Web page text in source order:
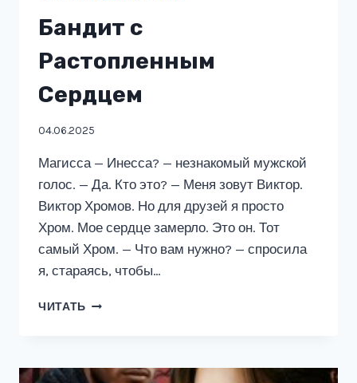
Бандит с
Растопленным
Сердцем
04.06.2025
Магисса — Инесса? — незнакомый мужской
голос. — Да. Кто это? — Меня зовут Виктор.
Виктор Хромов. Но для друзей я просто
Хром. Мое сердце замерло. Это он. Тот
самый Хром. — Что вам нужно? — спросила
я, стараясь, чтобы…
ЧИТАТЬ БАНДИТ